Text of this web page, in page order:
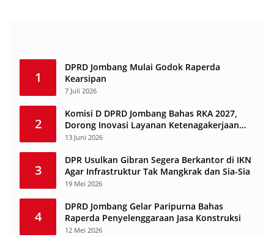
1
DPRD Jombang Mulai Godok Raperda
Kearsipan
7 Juli 2026
2
Komisi D DPRD Jombang Bahas RKA 2027,
Dorong Inovasi Layanan Ketenagakerjaan
Berbasis Desa
13 Juni 2026
3
DPR Usulkan Gibran Segera Berkantor di IKN
Agar Infrastruktur Tak Mangkrak dan Sia-Sia
19 Mei 2026
4
DPRD Jombang Gelar Paripurna Bahas
Raperda Penyelenggaraan Jasa Konstruksi
12 Mei 2026